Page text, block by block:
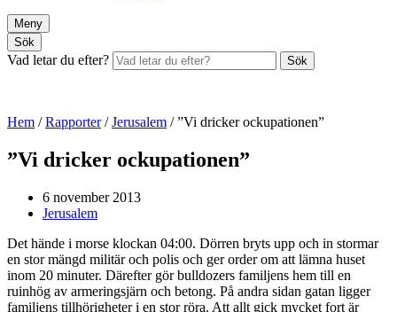
Meny
Sök
Vad letar du efter? Sök
Hem /Rapporter/Jerusalem /”Vi dricker ockupationen”
”Vi dricker ockupationen”
6 november 2013
Jerusalem
Det hände i morse klockan 04:00. Dörren bryts upp och in stormar
en stor mängd militär och polis och ger order om att lämna huset
inom 20 minuter. Därefter gör bulldozers familjens hem till en
ruinhög av armeringsjärn och betong. På andra sidan gatan ligger
familjens tillhörigheter i en stor röra. Att allt gick mycket fort är